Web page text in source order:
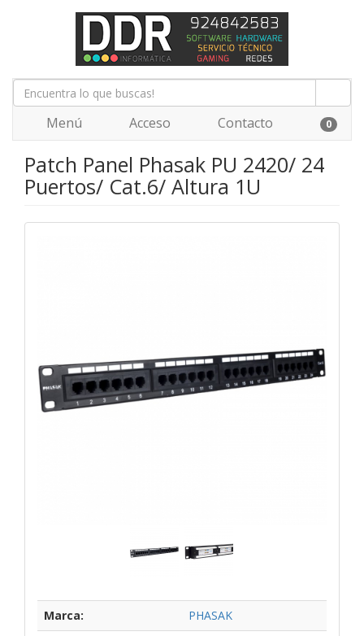
Menú Acceso Contacto 0
Patch Panel Phasak PU 2420/ 24
Puertos/ Cat.6/ Altura 1U
Marca:
PHASAK